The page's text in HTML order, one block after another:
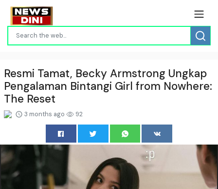
Resmi Tamat, Becky Armstrong Ungkap
Pengalaman Bintangi Girl from Nowhere:
The Reset
3 months ago 92